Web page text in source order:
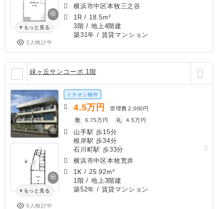
もっと見る
2人検討中
横浜市中区本牧三之谷
1R / 18.5m²
3階 / 地上4階建
築31年 / 賃貸マンション
緑ヶ丘サンコーポ 1階
もっと見る
5人検討中
イチオシ物件
4.5万円 管理費 2,000円
敷
6.75万円 礼 4.5万円
山手駅 歩15分
根岸駅 歩34分
石川町駅 歩33分
横浜市中区本牧荒井
1K / 25.92m²
1階 / 地上3階建
築52年 / 賃貸マンション